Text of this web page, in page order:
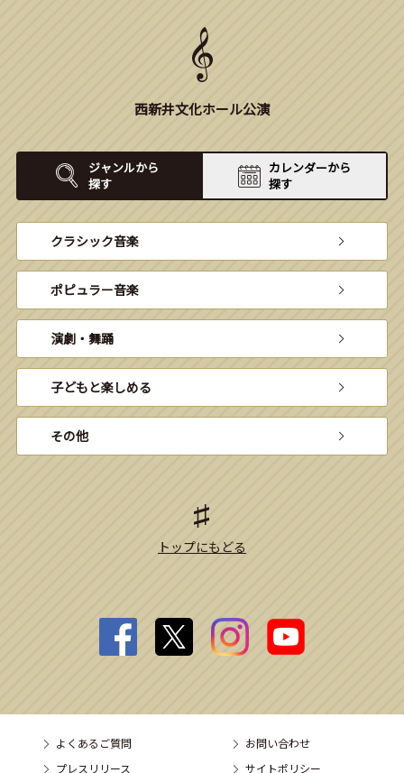
西新井文化ホール公演
ジャンルから
探す
カレンダーから
探す
クラシック音楽
ポピュラー音楽
演劇・舞踊
子どもと楽しめる
その他
トップにもどる
よくあるご質問
お問い合わせ
プレスリリース
サイトポリシー